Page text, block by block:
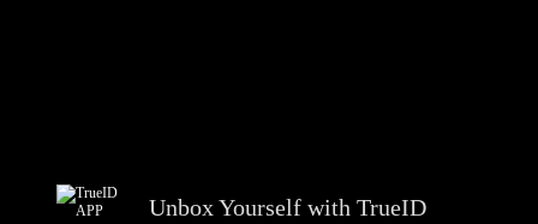
Unbox Yourself with TrueID